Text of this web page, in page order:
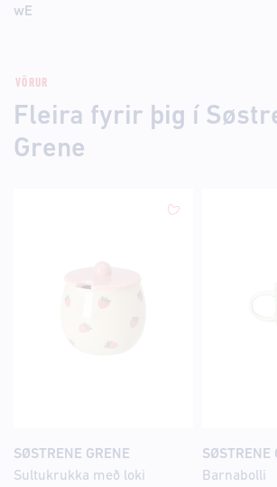
wE
VÖRUR
Fleira fyrir þig í
Grene
SØSTRENE GRENE
Sultukrukka með loki
SØSTRENE
Barnabolli